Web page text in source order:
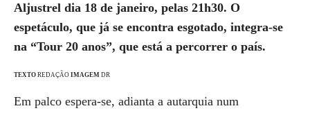
Aljustrel dia 18 de janeiro, pelas 21h30. O
espetáculo, que já se encontra esgotado, integra-se
na “Tour 20 anos”, que está a percorrer o país.
TEXTO REDAÇÃO IMAGEM DR
Em palco espera-se, adianta a autarquia num